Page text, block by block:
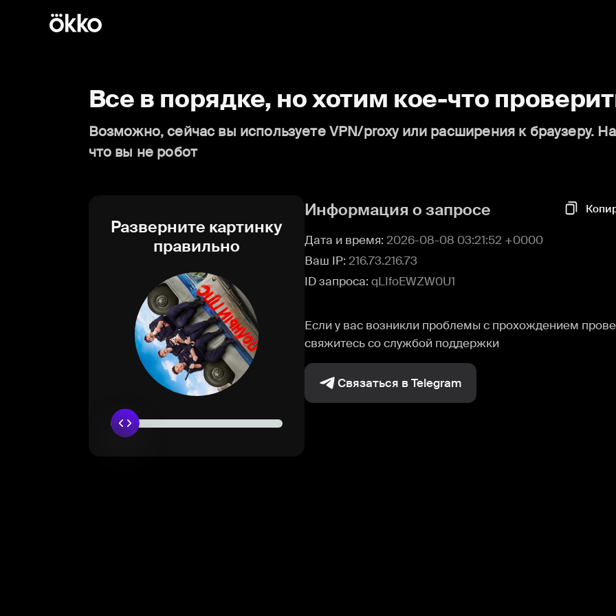
Все в порядке, но хотим кое-что
Возможно, сейчас вы используете VPN/proxy или расширения к браузеру.
что вы не робот
Разверните картинку
правильно
Информация о запросе
Дата и время: 2026-08-08 03:21:52 +0000
Ваш IP: 216.73.216.73
ID запроса: qLIfoEWZW0U1
Если у вас возникли проблемы с прохождением
свяжитесь со службой поддержки
Связаться в Telegram